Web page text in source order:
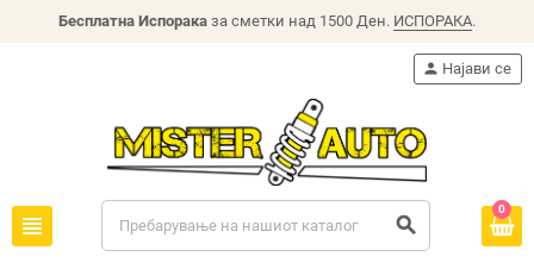
Бесплатна Испорака за сметки над 1500 Ден. ИСПОРАКА.
view_headline search
person Најави се
0